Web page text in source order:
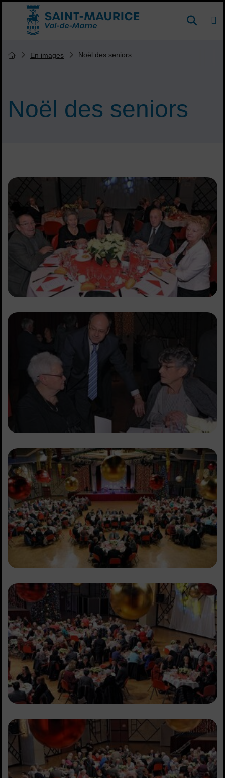
Menu de raccourcis
Accueil ville de Saint-Maurice DE
Noël des seniors
Vous êtes ici :
Page d'accueil du site
En images Noël des seniors